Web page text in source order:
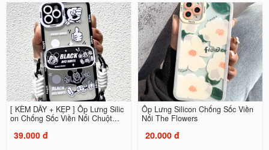
[ KÈM DÂY + KẸP ] Ốp Lưng Silic
on Chống Sốc Viền Nổi Chuột...
39.000 đ
Ốp Lưng Silicon Chống Sốc Viền
Nổi The Flowers
20.000 đ